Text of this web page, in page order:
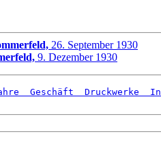
26. September 1930
9. Dezember 1930
  Geschäft
  Druckwerke